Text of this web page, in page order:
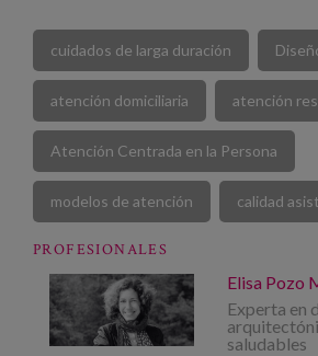
cuidados de larga duración
atención domiciliaria atención
Atención Centrada en la Persona
modelos de atención calidad
PROFESIONALES
Elisa Pozo
Experta en
saludables